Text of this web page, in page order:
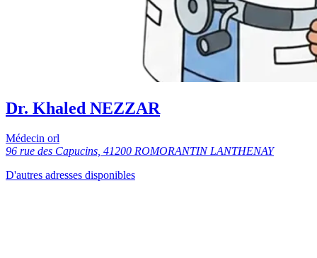
Dr. Khaled NEZZAR
Médecin orl
96 rue des Capucins, 41200 ROMORANTIN LANTHENAY
D'autres adresses disponibles